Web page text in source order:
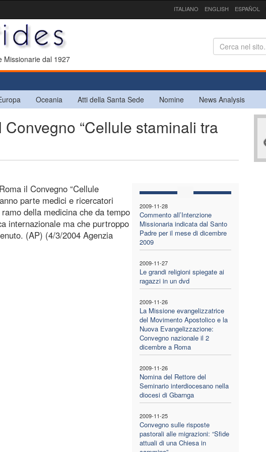
ITALIANO ENGLISH ESPAÑOL
Missionarie dal 1927
Oceania Atti della Santa Sede Nomine News Analysis
“Cellule staminali tra
2009-11-28
Commento all’Intenzione
Missionaria indicata dal Santo
Padre per il mese di dicembre
2009
2009-11-27
Le grandi religioni spiegate ai
ragazzi in un dvd
2009-11-26
La Missione evangelizzatrice
del Movimento Apostolico e la
Nuova Evangelizzazione:
Convegno nazionale il 2
dicembre a Roma
2009-11-26
Nomina del Rettore del
Seminario interdiocesano nella
diocesi di Gbarnga
2009-11-25
Convegno sulle risposte
pastorali alle migrazioni: “Sfide
attuali di una Chiesa in
il Convegno “Cellule
parte medici e ricercatori
della medicina che da tempo
internazionale ma che purtroppo
(AP) (4/3/2004 Agenzia